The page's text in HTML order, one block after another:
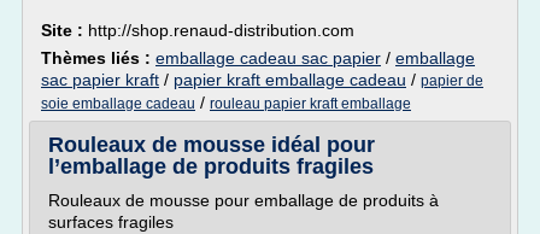
Site : http://shop.renaud-distribution.com
Thèmes liés : emballage cadeau sac papier / emballage
sac papier kraft / papier kraft emballage cadeau / papier de
soie emballage cadeau / rouleau papier kraft emballage
Rouleaux de mousse idéal pour
l’emballage de produits fragiles
Rouleaux de mousse pour emballage de produits à
surfaces fragiles